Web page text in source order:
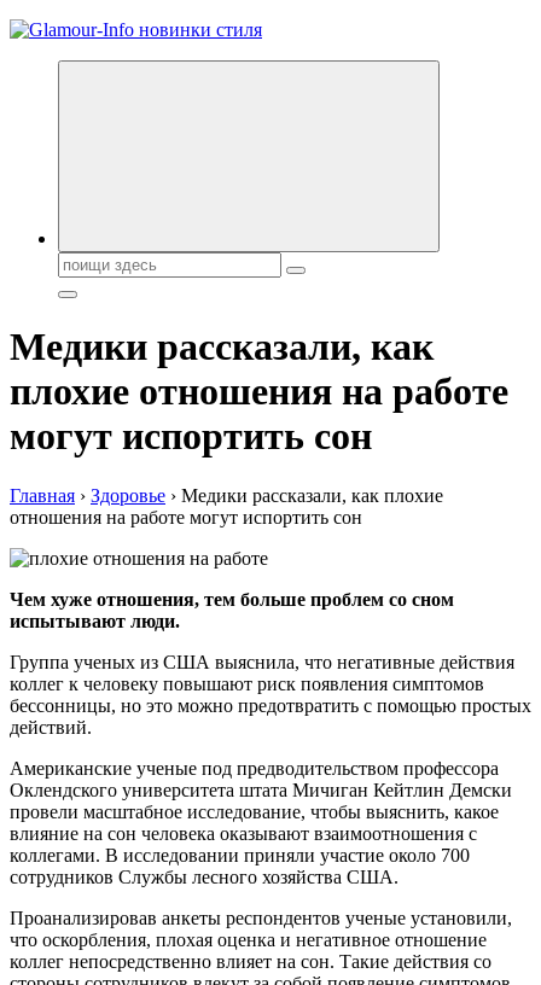
Секреты молодости, красоты и долголетия. Гламурный журнал
Поиск:
Медики рассказали, как
плохие отношения на работе
могут испортить сон
Главная › Здоровье › Медики рассказали, как плохие
отношения на работе могут испортить сон
Чем хуже отношения, тем больше проблем со сном
испытывают люди.
Группа ученых из США выяснила, что негативные действия
коллег к человеку повышают риск появления симптомов
бессонницы, но это можно предотвратить с помощью простых
действий.
Американские ученые под предводительством профессора
Оклендского университета штата Мичиган Кейтлин Демски
провели масштабное исследование, чтобы выяснить, какое
влияние на сон человека оказывают взаимоотношения с
коллегами. В исследовании приняли участие около 700
сотрудников Службы лесного хозяйства США.
Проанализировав анкеты респондентов ученые установили,
что оскорбления, плохая оценка и негативное отношение
коллег непосредственно влияет на сон. Такие действия со